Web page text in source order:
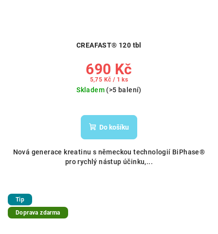
CREAFAST® 120 tbl
690 Kč
Měrná
5,75 Kč / 1 ks
Skladem (>5 balení)
Do košíku
Nová generace kreatinu s německou technologií BiPhase®
pro rychlý nástup účinku,...
Tip
Doprava zdarma